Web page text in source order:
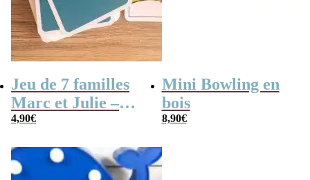
Jeu de 7 familles
Marc et Julie –
Les meilleures
4,90€
Mini Bowling en
bois
8,90€